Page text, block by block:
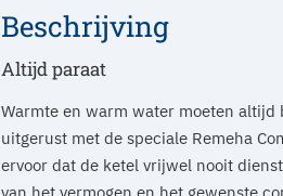
Beschrijving
Altijd paraat
Warmte en warm water moeten altijd
uitgerust met de speciale Remeha
ervoor dat de ketel vrijwel nooit